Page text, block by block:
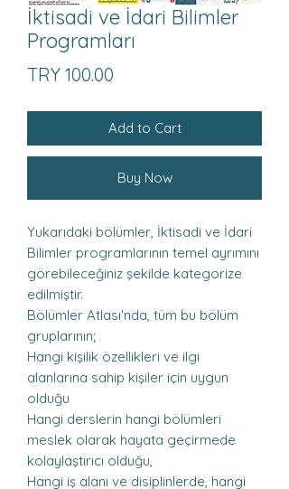
İktisadi ve İdari Bilimler
Programları
TRY 100.00
Add to Cart
Buy Now
Yukarıdaki bölümler, İktisadi ve İdari
Bilimler programlarının temel ayrımını
görebileceğiniz şekilde kategorize
edilmiştir.
Bölümler Atlası'nda, tüm bu bölüm
gruplarının;
Hangi kişilik özellikleri ve ilgi
alanlarına sahip kişiler için uygun
olduğu
Hangi derslerin hangi bölümleri
meslek olarak hayata geçirmede
kolaylaştırıcı olduğu,
Hangi iş alanı ve disiplinlerde, hangi